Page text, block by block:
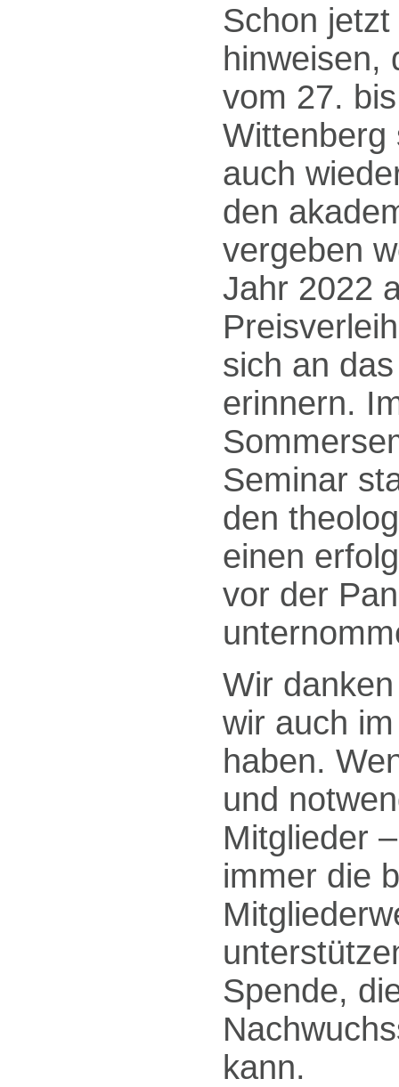
Schon
hinweisen,
vom 27.
Wittenberg
auch
den
vergeben
Jahr 2022
sich an
erinnern.
Seminar
den
einen
vor der
Wir
wir auch
haben.
und
Mitglieder
immer die
Spende,
kann.